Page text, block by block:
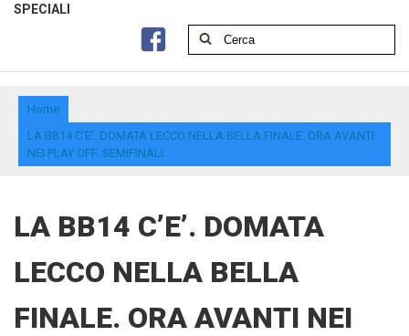
SPECIALI
Home
LA BB14 C’E’. DOMATA LECCO NELLA BELLA FINALE. ORA AVANTI
NEI PLAY OFF. SEMIFINALI.
LA BB14 C’E’. DOMATA
LECCO NELLA BELLA
FINALE. ORA AVANTI NEI